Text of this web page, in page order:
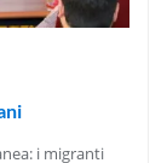
i migranti